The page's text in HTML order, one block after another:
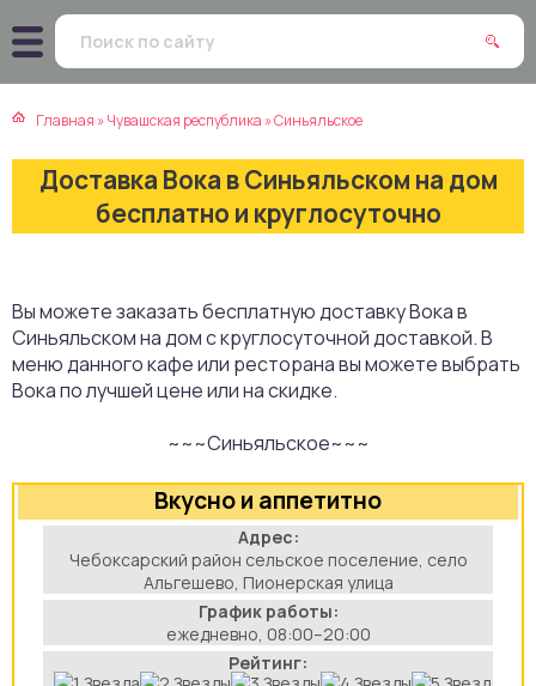
Главная »Чувашская республика »Синьяльское
Доставка Вока в Синьяльском на дом
бесплатно и круглосуточно
Вы можете заказать бесплатную доставку Вока в
Синьяльском на дом с круглосуточной доставкой. В
меню данного кафе или ресторана вы можете выбрать
Вока по лучшей цене или на скидке.
~~~Синьяльское~~~
Вкусно и аппетитно
Адрес:
Чебоксарский район сельское поселение, село
Альгешево, Пионерская улица
График работы:
ежедневно, 08:00–20:00
Рейтинг:
кухня
кухня
кухня